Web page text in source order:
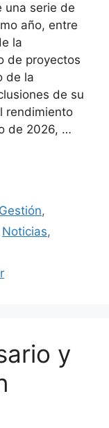
una serie de
año, entre
la
de proyectos
de la
de su
rendimiento
de 2026, …
Gestión,
Noticias,
y